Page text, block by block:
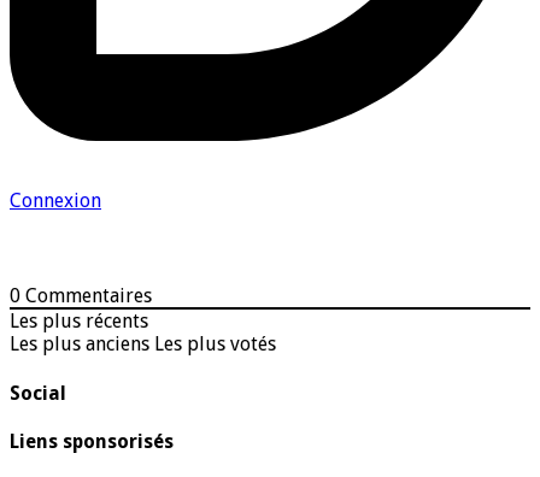
Connexion
0 Commentaires
Les plus récents
Les plus anciens Les plus votés
Social
Liens sponsorisés